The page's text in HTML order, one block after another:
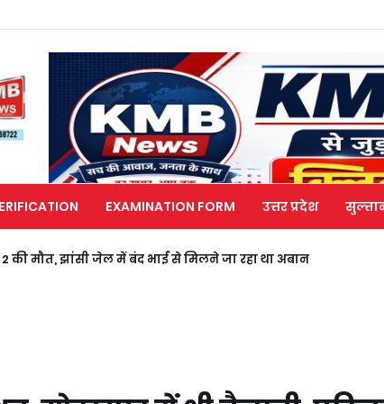
EXAMINATION FORM उत्तर प्रदेश
मौत, झांसी जेल में बंद भाई से मिलने जा रहा था अबान